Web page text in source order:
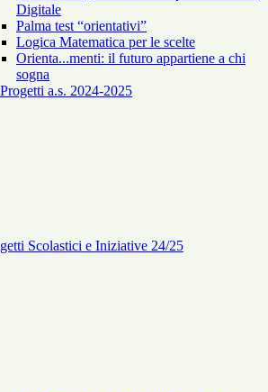
Digitale
Palma test “orientativi”
Logica Matematica per le scelte
Orienta...menti: il futuro appartiene a chi
sogna
a.s. 2024-2025
Scolastici e Iniziative 24/25